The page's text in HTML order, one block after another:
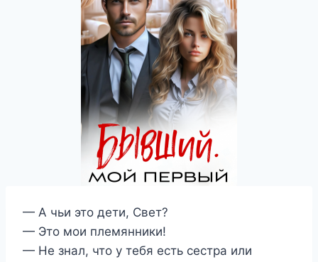
— А чьи это дети, Свет?
— Это мои племянники!
— Не знал, что у тебя есть сестра или